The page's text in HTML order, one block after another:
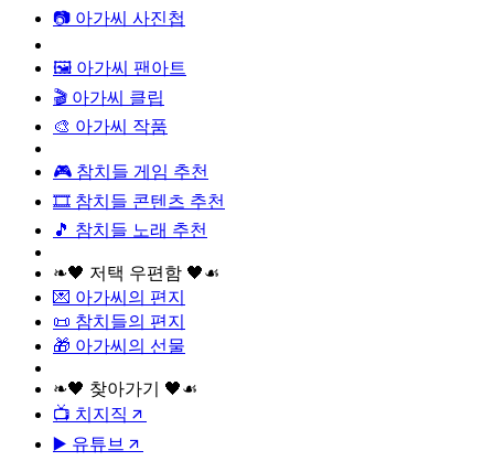
📷 아가씨 사진첩
🖼️ 아가씨 팬아트
🎬 아가씨 클립
🎨 아가씨 작품
🎮 참치들 게임 추천
🎞️ 참치들 콘텐츠 추천
🎵 참치들 노래 추천
❧🖤 저택 우편함 🖤☙
💌 아가씨의 편지
📜 참치들의 편지
🎁 아가씨의 선물
❧🖤 찾아가기 🖤☙
📺 치지직
▶️ 유튜브